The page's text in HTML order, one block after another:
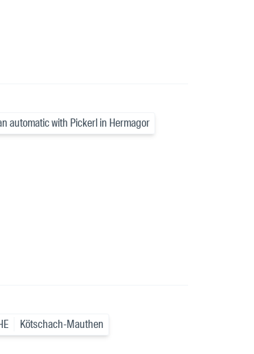
automatic with Pickerl in Hermagor
Kötschach-Mauthen